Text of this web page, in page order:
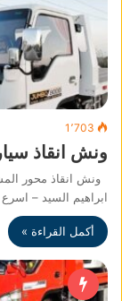
1٬703
ونش انقاذ
ونش انقاذ محور
ابراهيم السيد –
أكمل القراءة »